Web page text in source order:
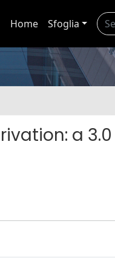
Home Sfoglia
a 3.0